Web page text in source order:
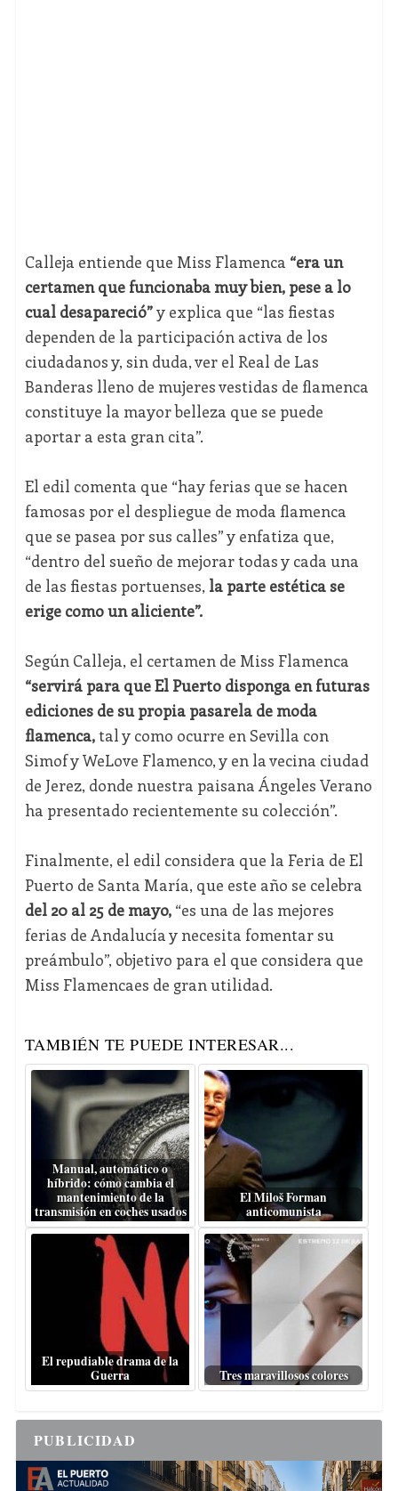
Calleja entiende que Miss Flamenca “era un
certamen que funcionaba muy bien, pese a lo
cual desapareció”y explica que “las fiestas
dependen de la participación activa de los
ciudadanos y, sin duda, ver el Real de Las
Banderas lleno de mujeres vestidas de flamenca
constituye la mayor belleza que se puede
aportar a esta gran cita”.
El edil comenta que “hay ferias que se hacen
famosas por el despliegue de moda flamenca
que se pasea por sus calles” y enfatiza que,
“dentro del sueño de mejorar todas y cada una
de las fiestas portuenses, la parte estética se
erige como un aliciente”.
Según Calleja, el certamen de Miss Flamenca
“servirá para que El Puerto disponga en futuras
ediciones de su propia pasarela de moda
flamenca,tal y como ocurre en Sevilla con
Simof y WeLove Flamenco, y en la vecina ciudad
de Jerez, donde nuestra paisana Ángeles Verano
ha presentado recientemente su colección”.
Finalmente, el edil considera que la Feria de El
Puerto de Santa María, que este año se celebra
del 20 al 25 de mayo,“es una de las mejores
ferias de Andalucía y necesita fomentar su
preámbulo”, objetivo para el que considera que
Miss Flamencaes de gran utilidad.
TAMBIÉN TE PUEDE INTERESAR...
Manual, automático o
híbrido: cómo cambia el
mantenimiento de la
transmisión en coches usados
El Miloš Forman
anticomunista
El repudiable drama de la
Guerra
Tres maravillosos colores
PUBLICIDAD